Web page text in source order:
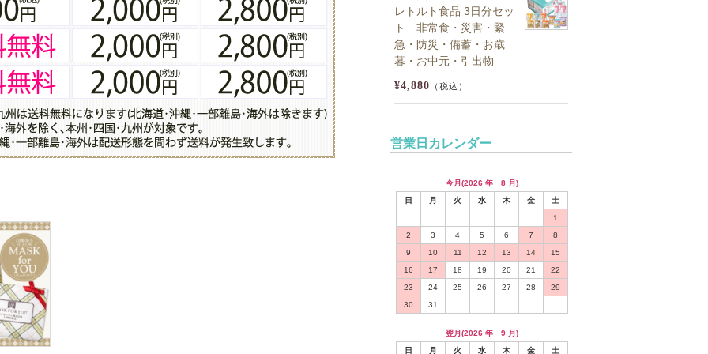
レトルト食品 3日分セッ
ト 非常食・災害・緊
急・防災・備蓄・お歳
暮・お中元・引出物
¥4,880 （税込）
営業日カレンダー
今月(2026 年 8 月)
日
月 火 水 木 金
土
1
2
3 4 5 6 7
8
9
10 11 12 13 14
15
16
17 18 19 20 21
22
23
24 25 26 27 28
29
30
31
翌月(2026 年 9 月)
日
月 火 水 木 金 土